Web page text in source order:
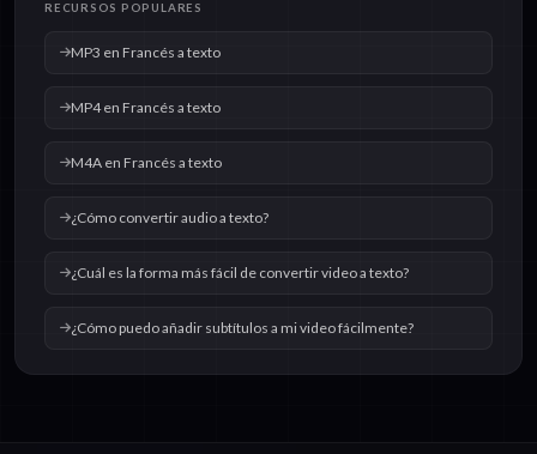
RECURSOS POPULARES
MP3 en Francés a texto
MP4 en Francés a texto
M4A en Francés a texto
¿Cómo convertir audio a texto?
¿Cuál es la forma más fácil de convertir video a texto?
¿Cómo puedo añadir subtítulos a mi video fácilmente?